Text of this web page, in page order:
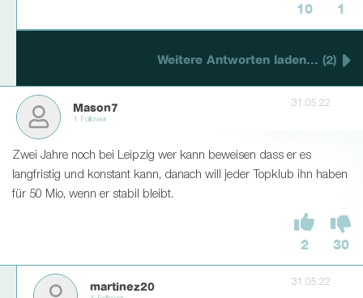
10 1
Weitere Antworten laden... (2)
Mason7
1 Follower
31.05.22
Zwei Jahre noch bei Leipzig wer kann beweisen dass er es
langfristig und konstant kann, danach will jeder Topklub ihn haben
für 50 Mio, wenn er stabil bleibt.
2 30
martinez20 31.05.22